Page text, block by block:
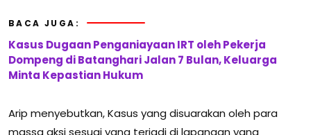
BACA JUGA:
Kasus Dugaan Penganiayaan IRT oleh Pekerja
Dompeng di Batanghari Jalan 7 Bulan, Keluarga
Minta Kepastian Hukum
Arip menyebutkan, Kasus yang disuarakan oleh para
massa aksi sesuai yang terjadi di lapangan yang